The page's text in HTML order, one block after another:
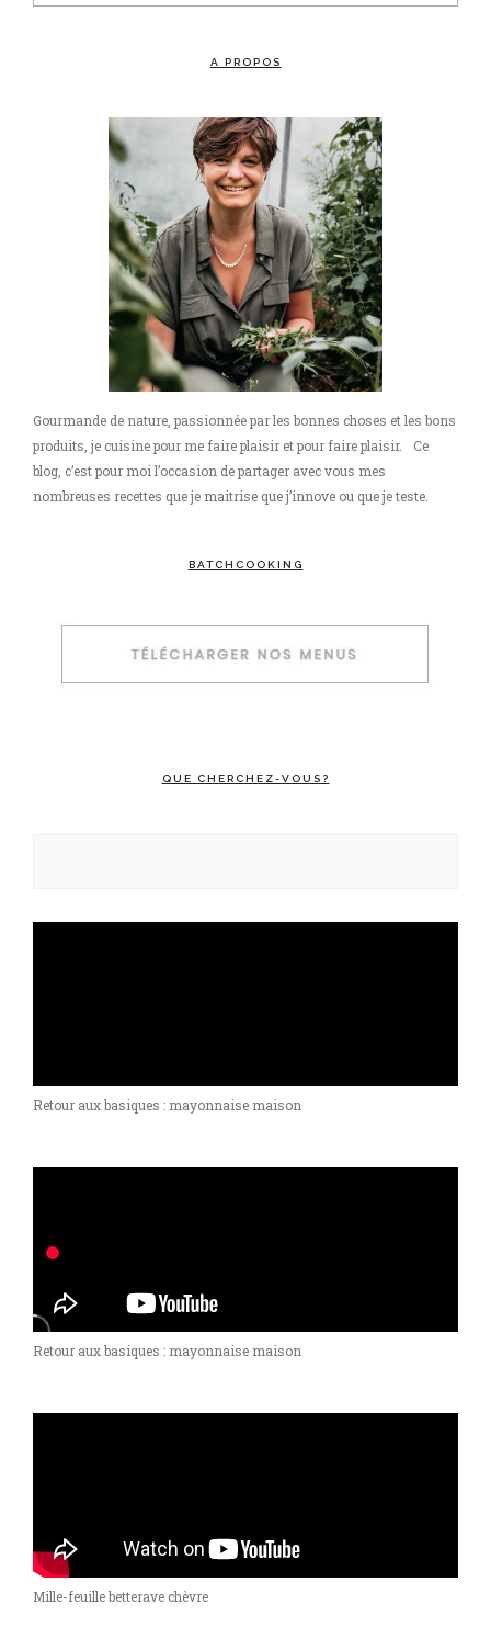
A PROPOS
Gourmande de nature, passionnée par les bonnes choses et les bons
produits, je cuisine pour me faire plaisir et pour faire plaisir. Ce
blog, c’est pour moi l’occasion de partager avec vous mes
nombreuses recettes que je maitrise que j’innove ou que je teste.
BATCHCOOKING
QUE CHERCHEZ-VOUS?
Retour aux basiques : mayonnaise maison
Retour aux basiques : mayonnaise maison
Mille-feuille betterave chèvre